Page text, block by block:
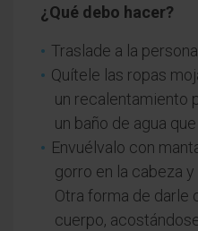
¿Qué debo hacer?
Traslade a la
Quítele las ropas
un recalentamiento
un baño de agua
Envuélvalo con
gorro en la cabeza y
Otra forma de darle
cuerpo,